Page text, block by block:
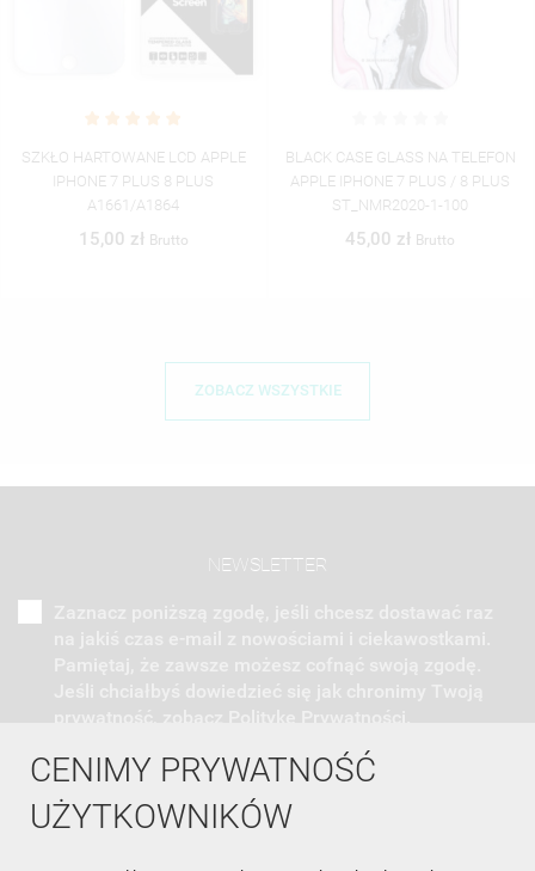
CENIMY PRYWATNOŚĆ
UŻYTKOWNIKÓW
SZKŁO HARTOWANE LCD APPLE
IPHONE 7 PLUS 8 PLUS
A1661/A1864
15,00 zł Brutto
BLACK CASE GLASS NA TELEFON
APPLE IPHONE 7 PLUS / 8 PLUS
ST_NMR2020-1-100
45,00 zł Brutto
ZOBACZ WSZYSTKIE
NEWSLETTER